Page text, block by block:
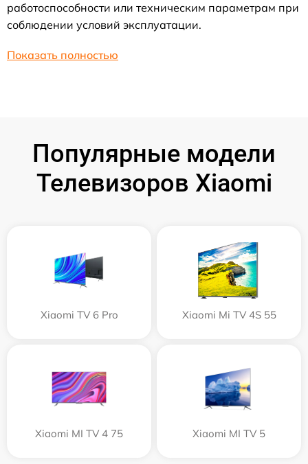
работоспособности или техническим параметрам при
соблюдении условий эксплуатации.
Показать полностью
Популярные модели
Телевизоров Xiaomi
Xiaomi TV 6 Pro Xiaomi Mi TV 4S 55
Xiaomi MI TV 4 75 Xiaomi MI TV 5